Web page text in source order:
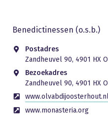
Benedictinessen (o.s.b.)
Postadres
Zandheuvel 90, 4901 HX
Bezoekadres
Zandheuvel 90, 4901 HX
www.monasteria.org